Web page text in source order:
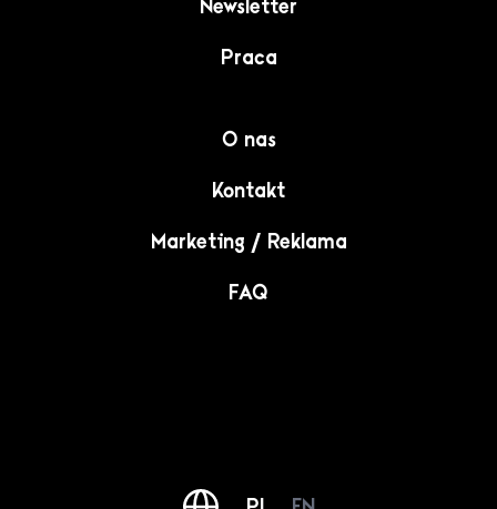
Newsletter
Praca
O nas
Kontakt
Marketing / Reklama
FAQ